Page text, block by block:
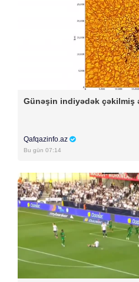
Günəşin indiyədək çəkilmiş
Qafqazinfo.az
Bu gün 07:14